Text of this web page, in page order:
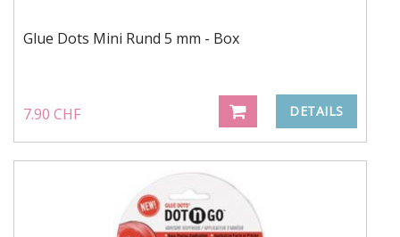
Glue Dots Mini Rund 5 mm - Box
7.90 CHF DETAILS